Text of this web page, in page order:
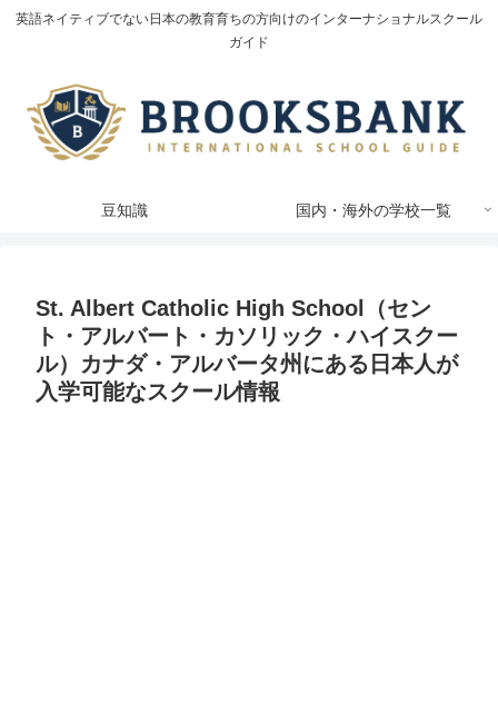
英語ネイティブでない日本の教育育ちの方向けのインターナショナルスクール
ガイド
豆知識 国内・海外の学校一覧
St. Albert Catholic High School（セン
ト・アルバート・カソリック・ハイスクー
ル）カナダ・アルバータ州にある日本人が
入学可能なスクール情報